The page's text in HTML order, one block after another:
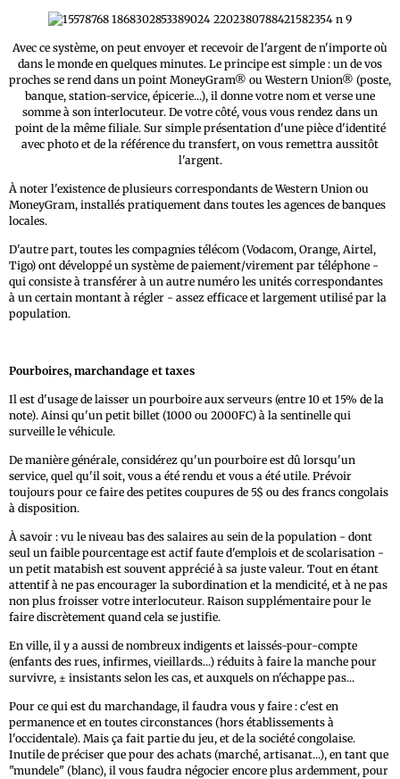
Avec ce système, on peut envoyer et recevoir de l'argent de n'importe où
dans le monde en quelques minutes. Le principe est simple : un de vos
proches se rend dans un point MoneyGram® ou Western Union® (poste,
banque, station-service, épicerie...), il donne votre nom et verse une
somme à son interlocuteur. De votre côté, vous vous rendez dans un
point de la même filiale. Sur simple présentation d'une pièce d'identité
avec photo et de la référence du transfert, on vous remettra aussitôt
l'argent.
À noter l'existence de plusieurs correspondants de Western Union ou
MoneyGram, installés pratiquement dans toutes les agences de banques
locales.
D'autre part, toutes les compagnies télécom (Vodacom, Orange, Airtel,
Tigo) ont développé un système de paiement/virement par téléphone -
qui consiste à transférer à un autre numéro les unités correspondantes
à un certain montant à régler - assez efficace et largement utilisé par la
population.
Pourboires, marchandage et taxes
Il est d'usage de laisser un pourboire aux serveurs (entre 10 et 15% de la
note). Ainsi qu'un petit billet (1000 ou 2000FC) à la sentinelle qui
surveille le véhicule.
De manière générale, considérez qu'un pourboire est dû lorsqu'un
service, quel qu'il soit, vous a été rendu et vous a été utile. Prévoir
toujours pour ce faire des petites coupures de 5$ ou des francs congolais
à disposition.
À savoir : vu le niveau bas des salaires au sein de la population - dont
seul un faible pourcentage est actif faute d'emplois et de scolarisation -
un petit matabish est souvent apprécié à sa juste valeur. Tout en étant
attentif à ne pas encourager la subordination et la mendicité, et à ne pas
non plus froisser votre interlocuteur. Raison supplémentaire pour le
faire discrètement quand cela se justifie.
En ville, il y a aussi de nombreux indigents et laissés-pour-compte
(enfants des rues, infirmes, vieillards...) réduits à faire la manche pour
survivre, ± insistants selon les cas, et auxquels on n'échappe pas...
Pour ce qui est du marchandage, il faudra vous y faire : c'est en
permanence et en toutes circonstances (hors établissements à
l'occidentale). Mais ça fait partie du jeu, et de la société congolaise.
Inutile de préciser que pour des achats (marché, artisanat...), en tant que
"mundele" (blanc), il vous faudra négocier encore plus ardemment, pour